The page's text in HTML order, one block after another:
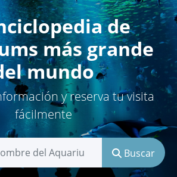
de
más grande
mundo
y reserva tu visita
fácilmente
Buscar